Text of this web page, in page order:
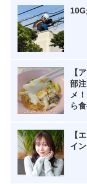
【
部
メ
ら
【
イ